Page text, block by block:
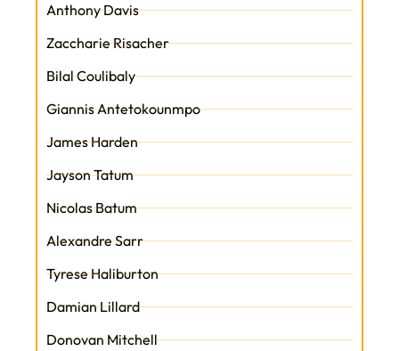
Anthony Davis
Zaccharie Risacher
Bilal Coulibaly
Giannis Antetokounmpo
James Harden
Jayson Tatum
Nicolas Batum
Alexandre Sarr
Tyrese Haliburton
Damian Lillard
Donovan Mitchell